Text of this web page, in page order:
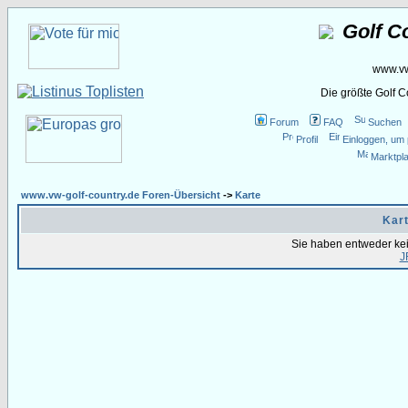
Golf
Die größte Golf
Forum FAQ
Suchen
Profil
Einloggen,
www.vw-golf-country.de Foren-Übersicht -> Karte
Sie haben entweder